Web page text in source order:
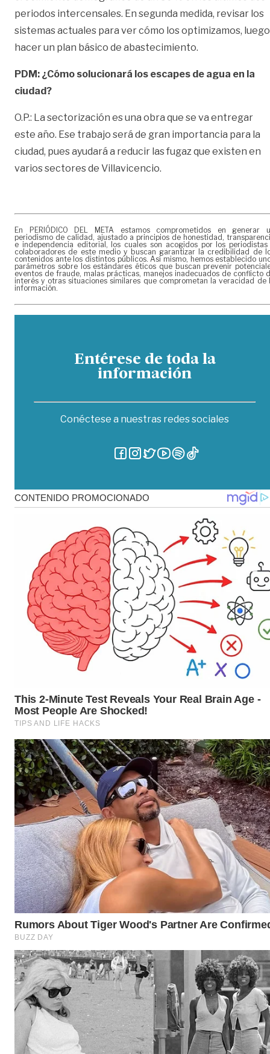
periodos intercensales. En segunda medida, revisar los
sistemas actuales para ver cómo los optimizamos, luego
hacer un plan básico de abastecimiento.
PDM: ¿Cómo solucionará los escapes de agua en la
ciudad?
O.P.: La sectorización es una obra que se va entregar
este año. Ese trabajo será de gran importancia para la
ciudad, pues ayudará a reducir las fugaz que existen en
varios sectores de Villavicencio.
En PERIÓDICO DEL META estamos comprometidos en generar
periodismo de calidad, ajustado a principios de honestidad,
e independencia editorial, los cuales son acogidos por los periodistas
colaboradores de este medio y buscan garantizar la credibilidad de
contenidos ante los distintos públicos. Así mismo, hemos establecido
parámetros sobre los estándares éticos que buscan prevenir
eventos de fraude, malas prácticas, manejos inadecuados de conflicto
interés y otras situaciones similares que comprometan la veracidad de
información.
Entérese de toda la
información
Conéctese a nuestras redes sociales